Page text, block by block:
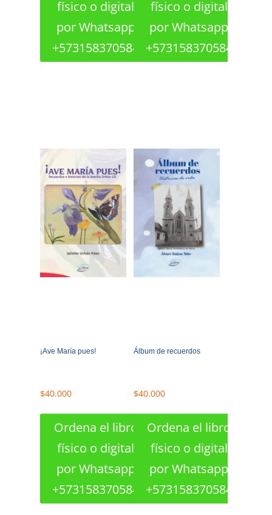
físico o digital
por Whatsapp
+573158370584
físico o digital
por Whatsapp
+573158370584
¡Ave María pues!
$40.000
Ordena el libro
físico o digital
por Whatsapp
+573158370584
Álbum de recuerdos
$40.000
Ordena el libro
físico o digital
por Whatsapp
+573158370584